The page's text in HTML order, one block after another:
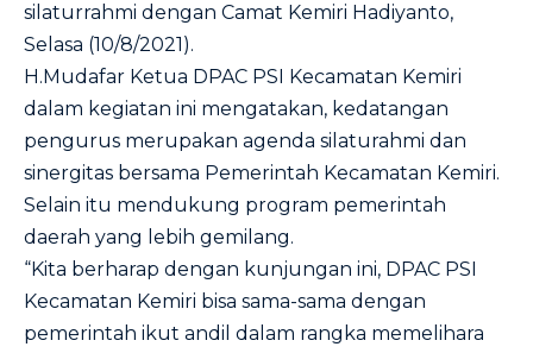
silaturrahmi dengan Camat Kemiri Hadiyanto,
Selasa (10/8/2021).
H.Mudafar Ketua DPAC PSI Kecamatan Kemiri
dalam kegiatan ini mengatakan, kedatangan
pengurus merupakan agenda silaturahmi dan
sinergitas bersama Pemerintah Kecamatan Kemiri.
Selain itu mendukung program pemerintah
daerah yang lebih gemilang.
“Kita berharap dengan kunjungan ini, DPAC PSI
Kecamatan Kemiri bisa sama-sama dengan
pemerintah ikut andil dalam rangka memelihara